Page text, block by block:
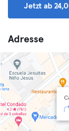
Jetzt ab
Adresse